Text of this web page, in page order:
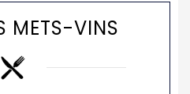
METS-VINS